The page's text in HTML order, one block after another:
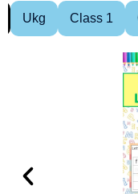
Ukg Class 1